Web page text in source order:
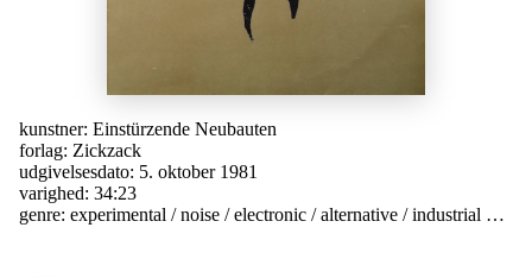
kunstner: Einstürzende Neubauten
forlag: Zickzack
udgivelsesdato: 5. oktober 1981
varighed: 34:23
genre: experimental /noise /electronic /alternative /industrial …